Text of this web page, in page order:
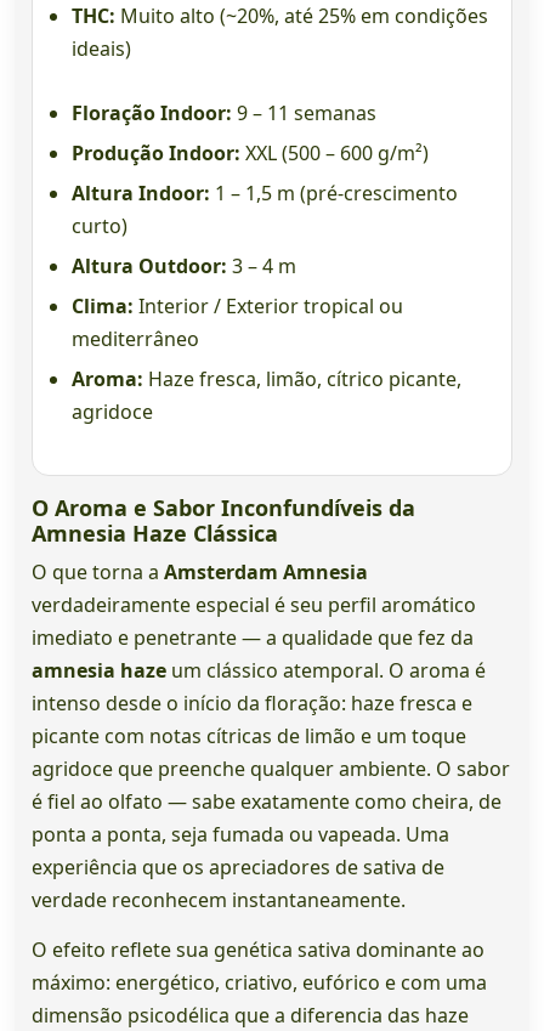
THC: Muito alto (~20%, até 25% em condições
ideais)
Floração Indoor: 9 – 11 semanas
Produção Indoor: XXL (500 – 600 g/m²)
Altura Indoor: 1 – 1,5 m (pré-crescimento
curto)
Altura Outdoor: 3 – 4 m
Clima: Interior / Exterior tropical ou
mediterrâneo
Aroma: Haze fresca, limão, cítrico picante,
agridoce
O Aroma e Sabor Inconfundíveis da
Amnesia Haze Clássica
O que torna a Amsterdam Amnesia
verdadeiramente especial é seu perfil aromático
imediato e penetrante — a qualidade que fez da
amnesia haze um clássico atemporal. O aroma é
intenso desde o início da floração: haze fresca e
picante com notas cítricas de limão e um toque
agridoce que preenche qualquer ambiente. O sabor
é fiel ao olfato — sabe exatamente como cheira, de
ponta a ponta, seja fumada ou vapeada. Uma
experiência que os apreciadores de sativa de
verdade reconhecem instantaneamente.
O efeito reflete sua genética sativa dominante ao
máximo: energético, criativo, eufórico e com uma
dimensão psicodélica que a diferencia das haze